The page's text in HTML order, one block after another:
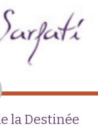
la Destinée